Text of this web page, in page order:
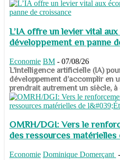
L’IA offre un levier vital
développement en panne
Economie BM - 07/08/26
​​​​​​​L’intelligence artificielle (IA)
développement d’accomplir en
prendrait autrement un siècle, à
OMRH/DGI: Vers le
des ressources matérielles
Economie Dominique Domerçant -